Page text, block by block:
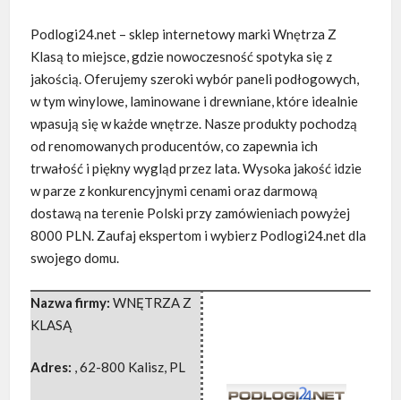
Podlogi24.net – sklep internetowy marki Wnętrza Z
Klasą to miejsce, gdzie nowoczesność spotyka się z
jakością. Oferujemy szeroki wybór paneli podłogowych,
w tym winylowe, laminowane i drewniane, które idealnie
wpasują się w każde wnętrze. Nasze produkty pochodzą
od renomowanych producentów, co zapewnia ich
trwałość i piękny wygląd przez lata. Wysoka jakość idzie
w parze z konkurencyjnymi cenami oraz darmową
dostawą na terenie Polski przy zamówieniach powyżej
8000 PLN. Zaufaj ekspertom i wybierz Podlogi24.net dla
swojego domu.
Nazwa firmy: WNĘTRZA Z
KLASĄ
Adres: ,62-800 Kalisz, PL